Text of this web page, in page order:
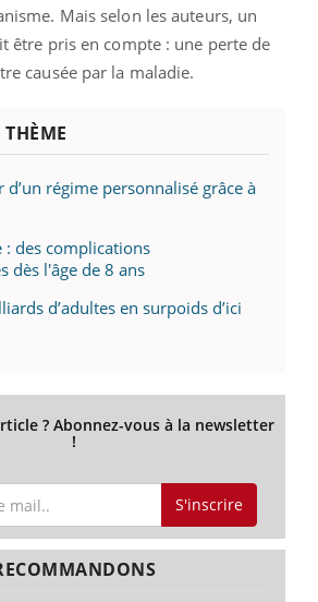
Mais selon les auteurs, un
être pris en compte : une perte de
causée par la maladie.
d’un régime personnalisé grâce à
des complications
dès l'âge de 8 ans
d’adultes en surpoids d’ici
? Abonnez-vous à la newsletter
!
S'inscrire